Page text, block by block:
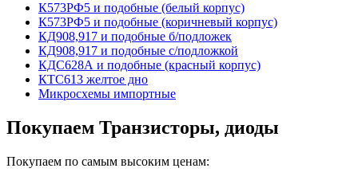
К573РФ5 и подобные (белый корпус)
К573РФ5 и подобные (коричневый корпус)
КД908,917 и подобные б/подложек
КД908,917 и подобные с/подложкой
КДС628А и подобные (красный корпус)
КТС613 желтое дно
Микросхемы импортные
Покупаем Транзисторы, диоды
Покупаем по самым высоким ценам: